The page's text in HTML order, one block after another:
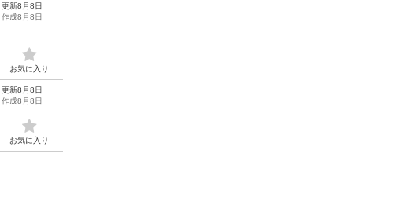
更新8月8日
作成8月8日
お気に入り
更新8月8日
作成8月8日
お気に入り